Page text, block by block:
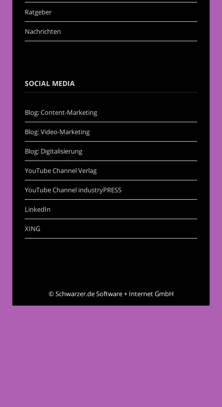
Ratgeber
Nachrichten
SOCIAL MEDIA
Blog: Content-Marketing
Blog: Video-Marketing
Blog: Digitalisierung
YouTube Channel Verlag
YouTube Channel industryPRESS
LinkedIn
XING
©Schwarzer.de Software + Internet GmbH